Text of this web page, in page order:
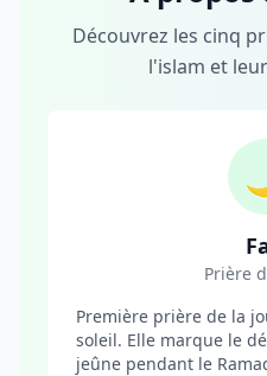
Découvrez les cinq
l'islam et
Prière
Première prière de la
soleil. Elle marque le
jeûne pendant le